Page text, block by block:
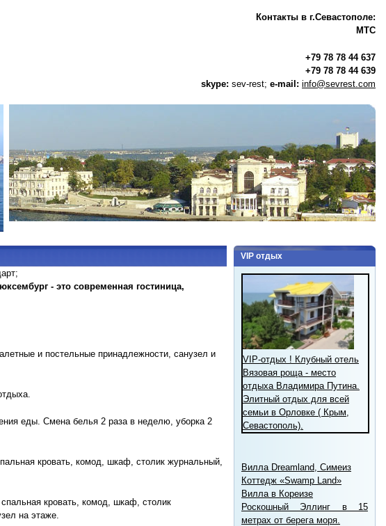
Контакты в г.Севастополе:
МТС
+79 78 78 44 637
+79 78 78 44 639
skype: sev-rest; e-mail: info@sevrest.com
- это современная гостиница,
и постельные принадлежности, санузел и
еды. Смена белья 2 раза в неделю, уборка 2
кровать, комод, шкаф, столик журнальный,
кровать, комод, шкаф, столик
на этаже.
VIP отдых
VIP-отдых ! Клубный отель
Вязовая роща - место
отдыха Владимира Путина.
Элитный отдых для всей
семьи в Орловке ( Крым,
Севастополь).
Вилла Dreamland, Симеиз
Коттедж «Swamp Land»
Вилла в Кореизе
Роскошный Эллинг в 15
метрах от берега моря.